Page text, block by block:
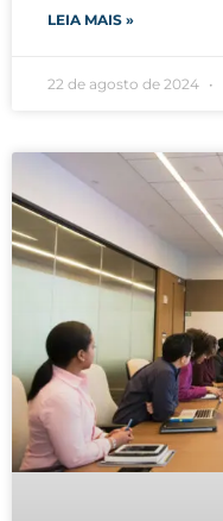
LEIA MAIS »
22 de agosto de 2024